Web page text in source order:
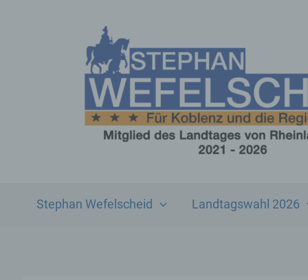
Stephan Wefelscheid Landtagswahl 2026